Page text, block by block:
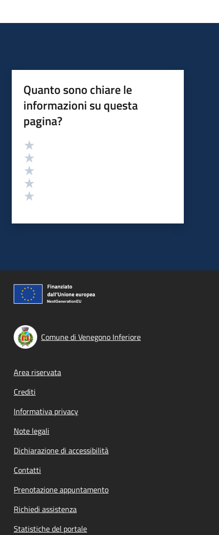
Quanto sono chiare le
informazioni su questa
pagina?
Valutazione
Comune di Venegono Inferiore
Footer menu
Area riservata
Crediti
Informativa privacy
Note legali
Dichiarazione di accessibilità
Contatti
Prenotazione appuntamento
Richiedi assistenza
Statistiche del portale